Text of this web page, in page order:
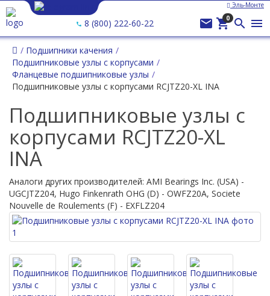
Эль-Монте
Ваш город —Эль-Монте
8 (800) 222-60-22  
0  
Подшипники качения
Подшипниковые узлы с корпусами
Фланцевые подшипниковые узлы
Подшипниковые узлы с корпусами RCJTZ20-XL INA
Подшипниковые узлы с
корпусами RCJTZ20-XL
INA
Аналоги других производителей: AMI Bearings Inc. (USA) -
UGCJTZ204, Hugo Finkenrath OHG (D) - OWFZ20A, Societe
Nouvelle de Roulements (F) - EXFLZ204